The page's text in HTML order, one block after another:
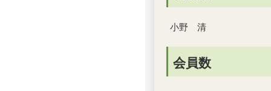
小野 清
会員数